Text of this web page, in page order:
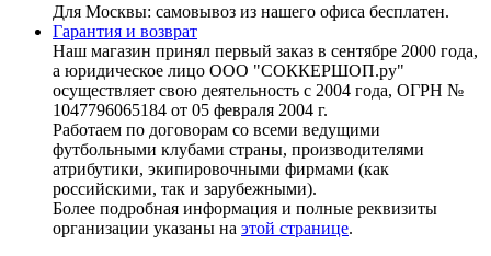
Для Москвы: самовывоз из нашего офиса бесплатен.
Гарантия и возврат
Наш магазин принял первый заказ в сентябре 2000 года,
а юридическое лицо ООО "СОККЕРШОП.ру"
осуществляет свою деятельность с 2004 года, ОГРН №
1047796065184 от 05 февраля 2004 г.
Работаем по договорам со всеми ведущими
футбольными клубами страны, производителями
атрибутики, экипировочными фирмами (как
российскими, так и зарубежными).
Более подробная информация и полные реквизиты
организации указаны на этой странице.